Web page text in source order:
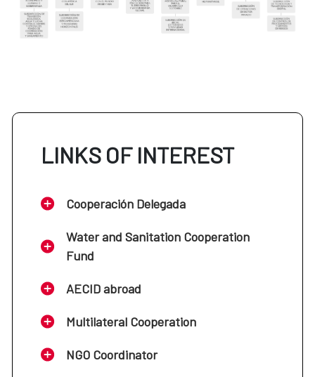
LINKS OF INTEREST
Cooperación Delegada
Water and Sanitation Cooperation
Fund
AECID abroad
Multilateral Cooperation
NGO Coordinator